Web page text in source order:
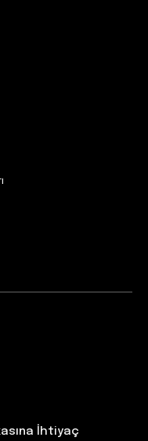
İhtiyaç